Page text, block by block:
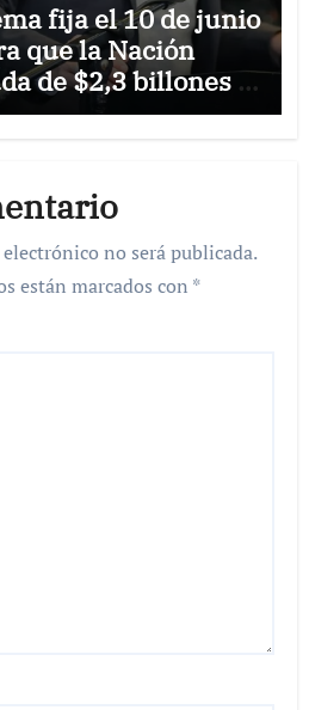
fija el 10 de junio
que la Nación
de $2,3 billones a
no será publicada.
están marcados con *